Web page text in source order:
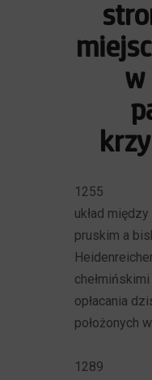
w
1255
układ
pruskim a
opłacania
położonych w
1289